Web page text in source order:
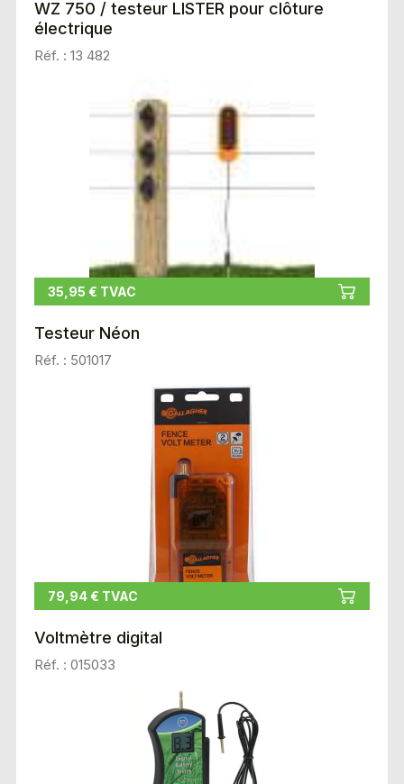
WZ 750 / testeur LISTER pour clôture
électrique
Réf. : 13 482
35,95 € TVAC
Testeur Néon
Réf. : 501017
79,94 € TVAC
Voltmètre digital
Réf. : 015033